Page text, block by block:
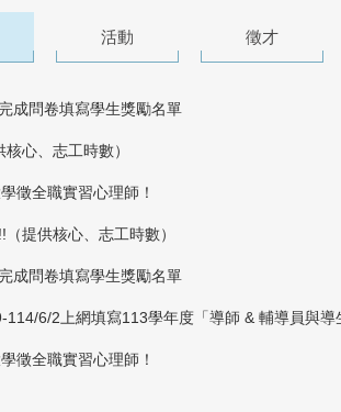
活動 徵才
成問卷填寫學生獎勵名單
心、志工時數）
徵全職實習心理師！
提供核心、志工時數）
成問卷填寫學生獎勵名單
114/6/2上網填寫113學年度「導師 & 輔導員與
徵全職實習心理師！